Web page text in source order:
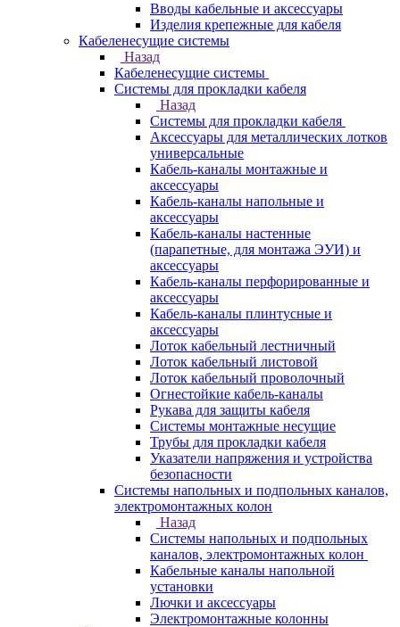
Вводы кабельные и аксессуары
Изделия крепежные для кабеля
Кабеленесущие системы
Назад
Кабеленесущие системы
Системы для прокладки кабеля
Назад
Системы для прокладки кабеля
Аксессуары для металлических лотков
универсальные
Кабель-каналы монтажные и
аксессуары
Кабель-каналы напольные и
аксессуары
Кабель-каналы настенные
(парапетные, для монтажа ЭУИ) и
аксессуары
Кабель-каналы перфорированные и
аксессуары
Кабель-каналы плинтусные и
аксессуары
Лоток кабельный лестничный
Лоток кабельный листовой
Лоток кабельный проволочный
Огнестойкие кабель-каналы
Рукава для защиты кабеля
Системы монтажные несущие
Трубы для прокладки кабеля
Указатели напряжения и устройства
безопасности
Системы напольных и подпольных каналов,
электромонтажных колон
Назад
Системы напольных и подпольных
каналов, электромонтажных колон
Кабельные каналы напольной
установки
Лючки и аксессуары
Электромонтажные колонны